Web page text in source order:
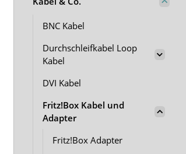
BNC Kabel
Durchschleifkabel Loop
Kabel
DVI Kabel
Fritz!Box Kabel und
Adapter
Fritz!Box Adapter